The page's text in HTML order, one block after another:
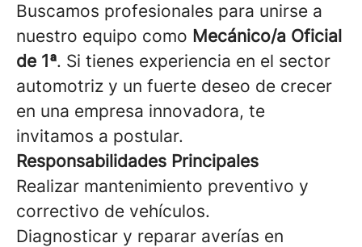
Buscamos profesionales para unirse a
nuestro equipo como Mecánico/a Oficial
de 1ª. Si tienes experiencia en el sector
automotriz y un fuerte deseo de crecer
en una empresa innovadora, te
invitamos a postular.
Responsabilidades Principales
Realizar mantenimiento preventivo y
correctivo de vehículos.
Diagnosticar y reparar averías en